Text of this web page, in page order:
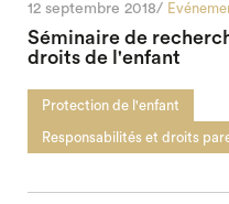
12 septembre 2018/
Séminaire de
droits de l'enfant
Protection de l'enfant
Responsabilités et droits